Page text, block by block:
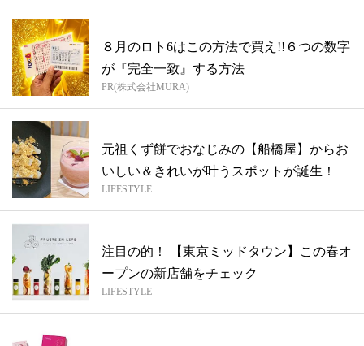
８月のロト6はこの方法で買え!!６つの数字
が『完全一致』する方法
PR(株式会社MURA)
元祖くず餅でおなじみの【船橋屋】からお
いしい＆きれいが叶うスポットが誕生！
LIFESTYLE
注目の的！ 【東京ミッドタウン】この春オ
ープンの新店舗をチェック
LIFESTYLE